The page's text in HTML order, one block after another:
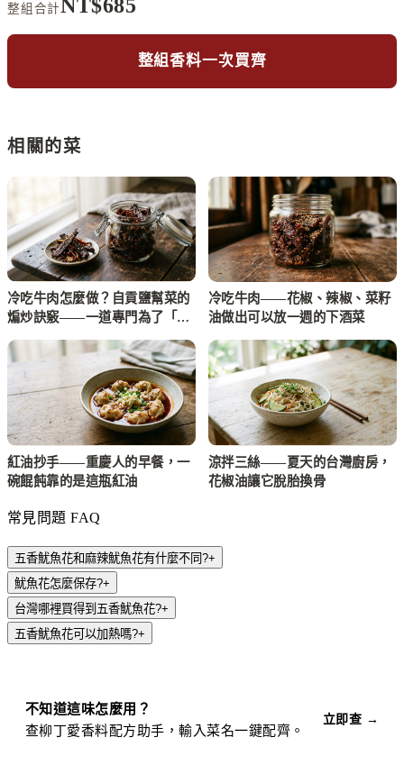
整組合計NT$685
整組香料一次買齊
相關的菜
冷吃牛肉怎麼做？自貢鹽幫菜的
煸炒訣竅——一道專門為了「等
人來」而做的菜
冷吃牛肉——花椒、辣椒、菜籽
油做出可以放一週的下酒菜
紅油抄手——重慶人的早餐，一
碗餛飩靠的是這瓶紅油
涼拌三絲——夏天的台灣廚房，
花椒油讓它脫胎換骨
常見問題 FAQ
五香魷魚花和麻辣魷魚花有什麼不同?+
魷魚花怎麼保存?+
台灣哪裡買得到五香魷魚花?+
五香魷魚花可以加熱嗎?+
不知道這味怎麼用？
查柳丁愛香料配方助手，輸入菜名一鍵配齊。
立即查 →